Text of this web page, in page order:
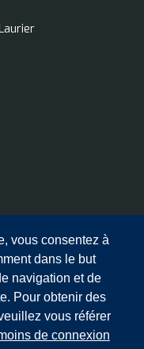
Conditions
de ventes
vous consentez à
dans le but
navigation et de
Pour obtenir des
vous référer
de connexion